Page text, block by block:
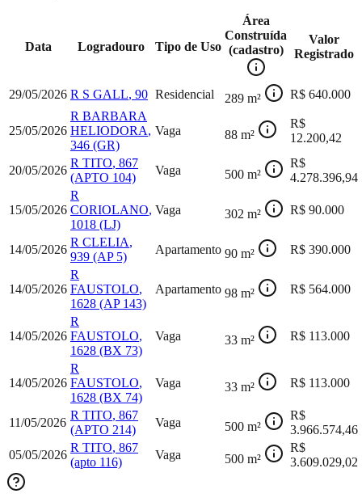
Data Logradouro Tipo de Uso
Área
Construída
(cadastro)
Valor
Registrado
29/05/2026 R S GALL, 90 Residencial 289 m² R$ 640.000
25/05/2026
R BARBARA
HELIODORA,
346 (GR)
Vaga 88 m²
R$
12.200,42
20/05/2026
R TITO, 867
(APTO 104)
Vaga 500 m²
R$
4.278.396,94
15/05/2026
R
CORIOLANO,
1018 (LJ)
Vaga 302 m² R$ 90.000
14/05/2026
R CLELIA,
939 (AP 5)
Apartamento 90 m² R$ 390.000
14/05/2026
R
FAUSTOLO,
1628 (AP 143)
Apartamento 98 m² R$ 564.000
14/05/2026
R
FAUSTOLO,
1628 (BX 73)
Vaga 33 m² R$ 113.000
14/05/2026
R
FAUSTOLO,
1628 (BX 74)
Vaga 33 m² R$ 113.000
11/05/2026
R TITO, 867
(APTO 214)
Vaga 500 m²
R$
3.966.574,46
05/05/2026
R TITO, 867
(apto 116)
Vaga 500 m²
R$
3.609.029,02